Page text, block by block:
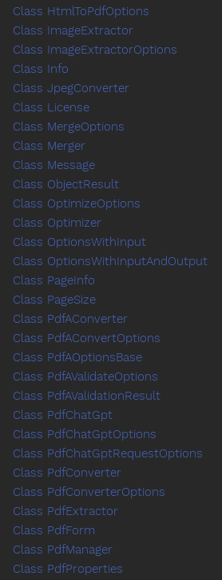
Class HtmlToPdfOptions
Class ImageExtractor
Class ImageExtractorOptions
Class Info
Class JpegConverter
Class License
Class MergeOptions
Class Merger
Class Message
Class ObjectResult
Class OptimizeOptions
Class Optimizer
Class OptionsWithInput
Class OptionsWithInputAndOutput
Class PageInfo
Class PageSize
Class PdfAConverter
Class PdfAConvertOptions
Class PdfAOptionsBase
Class PdfAValidateOptions
Class PdfAValidationResult
Class PdfChatGpt
Class PdfChatGptOptions
Class PdfChatGptRequestOptions
Class PdfConverter
Class PdfConverterOptions
Class PdfExtractor
Class PdfForm
Class PdfManager
Class PdfProperties